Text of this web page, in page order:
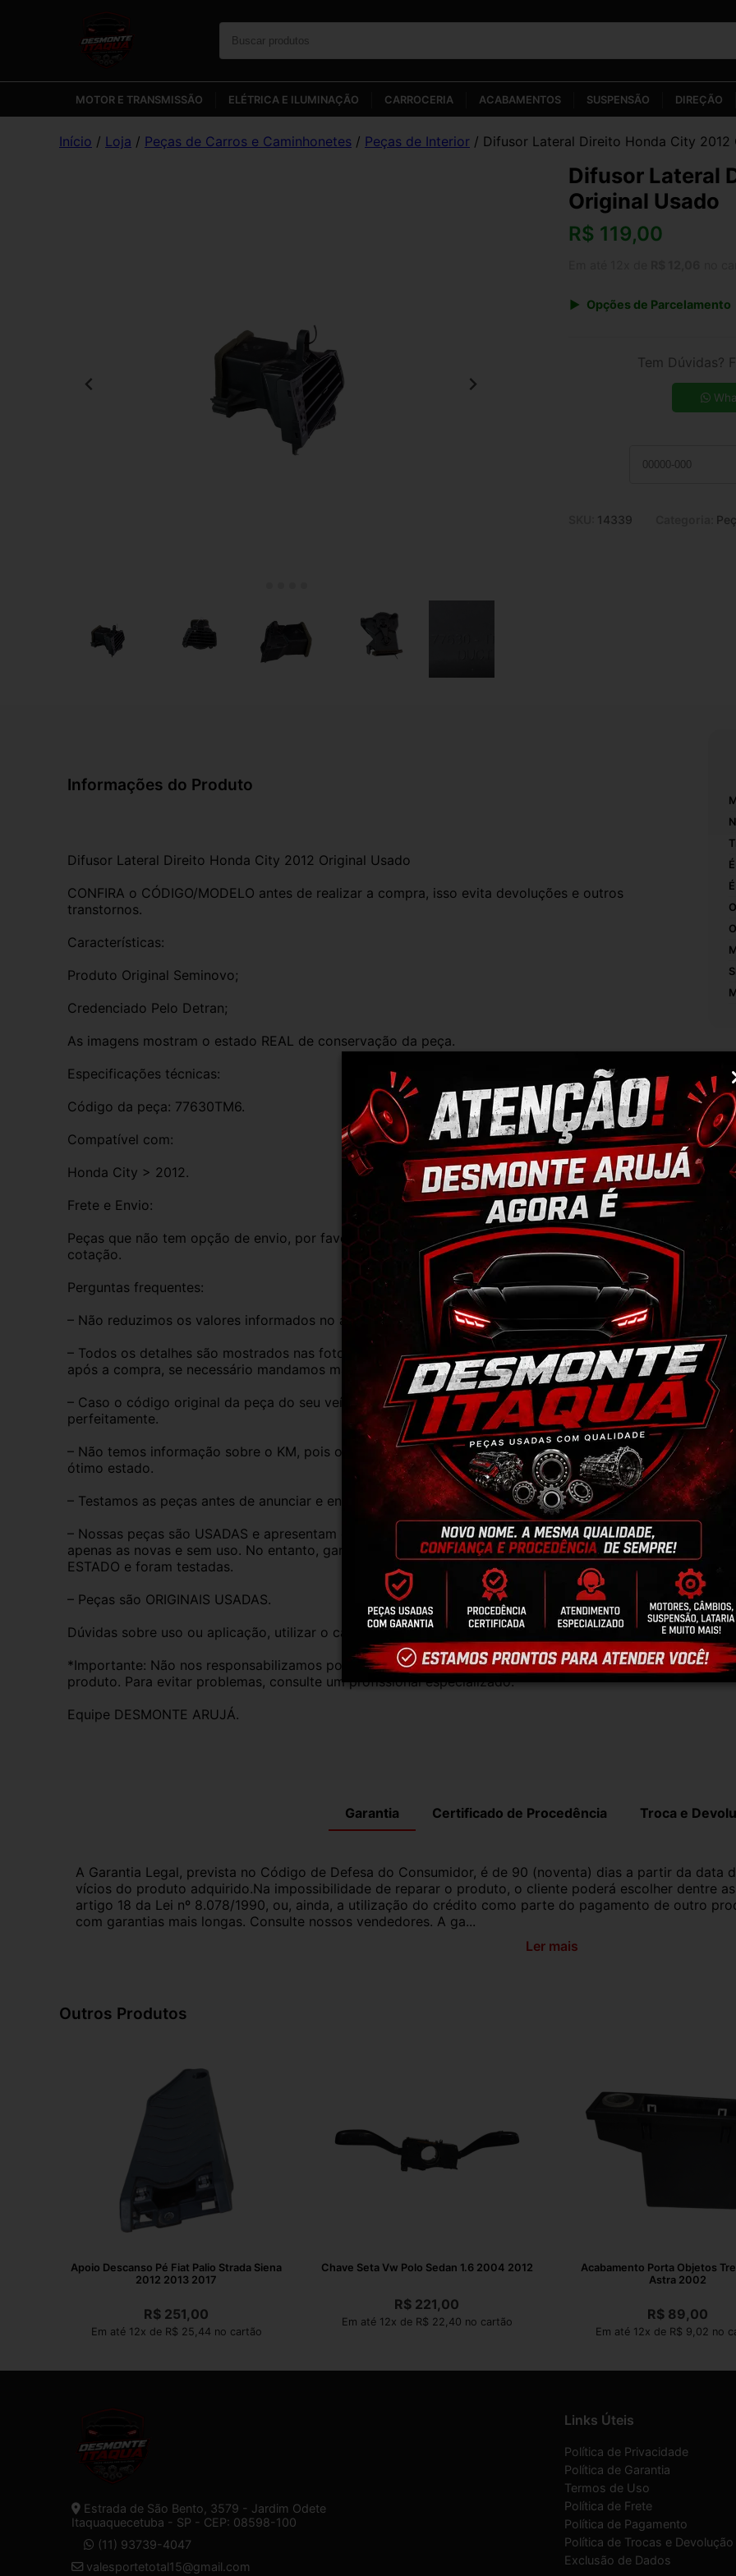
MOTOR E TRANSMISSÃO ELÉTRICA E ILUMINAÇÃO CARROCERIA ACABAMENTOS SUSPENSÃO DIREÇÃO
Início / Loja / Peças de Carros e Caminhonetes / Peças de Interior / Difusor Lateral Direito Honda City 2012
Difusor Lateral
Original Usado
R$ 119,00
Opções de Parcelamento
Tem Dúvidas?
14339
Informações do Produto
Difusor Lateral Direito Honda City 2012 Original Usado
CONFIRA o CÓDIGO/MODELO antes de realizar a compra, isso evita devoluções e outros
transtornos.
Características:
Produto Original Seminovo;
Credenciado Pelo Detran;
As imagens mostram o estado REAL de conservação da peça.
Especificações técnicas:
Código da peça: 77630TM6.
Compatível com:
Honda City > 2012.
Frete e Envio:
Peças que não tem opção de envio, por favor deixar o CEP na área de perguntas para realizar
cotação.
Perguntas frequentes:
– Não reduzimos os valores informados no anúncio.
– Todos os detalhes são mostrados nas fotos do anúncio. Além disso, entramos em contato
após a compra, se necessário mandamos mais imagens e vídeos do produto!
– Caso o código original da peça do seu veículo seja o mesmo descrito no anúncio servirá
perfeitamente.
– Não temos informação sobre o KM, pois o veículo já foi desmontado. No entanto, estão em
ótimo estado.
– Testamos as peças antes de anunciar e enviar, elas funcionam perfeitamente.
– Nossas peças são USADAS e apresentam desgaste natural pelo tempo. Peças perfeitas são
apenas as novas e sem uso. No entanto, garantimos que nossas peças estão em BOM
ESTADO e foram testadas.
– Peças são ORIGINAIS USADAS.
Dúvidas sobre uso ou aplicação, utilizar o campo de perguntas;
*Importante: Não nos responsabilizamos por instalações inadequadas ou uso indevido do
produto. Para evitar problemas, consulte um profissional especializado.
Equipe DESMONTE ARUJÁ.
Garantia Certificado de Procedência Troca e
A Garantia Legal, prevista no Código de Defesa do Consumidor, é de 90 (noventa) dias a partir da
vícios do produto adquirido.Na impossibilidade de reparar o produto, o cliente poderá escolher dentre
artigo 18 da Lei nº 8.078/1990, ou, ainda, a utilização do crédito como parte do pagamento de outro
com garantias mais longas. Consulte nossos vendedores. A ga...
Ler mais
Outros Produtos
Apoio Descanso Pé Fiat Palio Strada Siena
2012 2013 2017
R$ 251,00
Em até 12x de R$ 25,44 no cartão
Chave Seta Vw Polo Sedan 1.6 2004 2012
R$ 221,00
Em até 12x de R$ 22,40 no cartão
Acabamento Porta Objetos
Astra 2002
R$89,00
Em até 12x de R$ 9,02 no
Estrada de São Bento, 3579 - Jardim Odete
Itaquaquecetuba - SP - CEP: 08598-100
(11) 93739-4047
valesportetotal15@gmail.com
Links Úteis
Política de Privacidade
Política de Garantia
Termos de Uso
Política de Frete
Política de Pagamento
Política de Trocas e Devolução
Exclusão de Dados